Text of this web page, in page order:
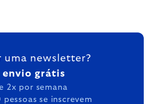
uma newsletter?
envio grátis
2x por semana
pessoas se inscrevem